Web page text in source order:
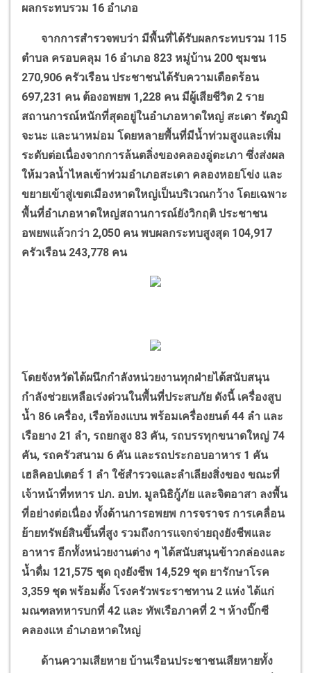
ผลกระทบรวม 16 อำเภอ
จากการสำรวจพบว่า มีพื้นที่ได้รับผลกระทบรวม 115
ตำบล ครอบคลุม 16 อำเภอ 823 หมู่บ้าน 200 ชุมชน
270,906 ครัวเรือน ประชาชนได้รับความเดือดร้อน
697,231 คน ต้องอพยพ 1,228 คน มีผู้เสียชีวิต 2 ราย
สถานการณ์หนักที่สุดอยู่ในอำเภอหาดใหญ่ สะเดา รัตภูมิ
จะนะ และนาหม่อม โดยหลายพื้นที่มีน้ำท่วมสูงและเพิ่ม
ระดับต่อเนื่องจากการล้นตลิ่งของคลองอู่ตะเภา ซึ่งส่งผล
ให้มวลน้ำไหลเข้าท่วมอำเภอสะเดา คลองหอยโข่ง และ
ขยายเข้าสู่เขตเมืองหาดใหญ่เป็นบริเวณกว้าง โดยเฉพาะ
พื้นที่อำเภอหาดใหญ่สถานการณ์ยังวิกฤติ ประชาชน
อพยพแล้วกว่า 2,050 คน พบผลกระทบสูงสุด 104,917
ครัวเรือน 243,778 คน
โดยจังหวัดได้ผนึกกำลังหน่วยงานทุกฝ่ายได้สนับสนุน
กำลังช่วยเหลือเร่งด่วนในพื้นที่ประสบภัย ดังนี้ เครื่องสูบ
น้ำ 86 เครื่อง, เรือท้องแบน พร้อมเครื่องยนต์ 44 ลำ และ
เรือยาง 21 ลำ, รถยกสูง 83 คัน, รถบรรทุกขนาดใหญ่ 74
คัน, รถครัวสนาม 6 คัน และรถประกอบอาหาร 1 คัน
เฮลิคอปเตอร์ 1 ลำ ใช้สำรวจและลำเลียงสิ่งของ ขณะที่
เจ้าหน้าที่ทหาร ปภ. อปท. มูลนิธิกู้ภัย และจิตอาสา ลงพื้น
ที่อย่างต่อเนื่อง ทั้งด้านการอพยพ การจราจร การเคลื่อน
ย้ายทรัพย์สินขึ้นที่สูง รวมถึงการแจกจ่ายถุงยังชีพและ
อาหาร อีกทัังหน่วยงานต่าง ๆ ได้สนับสนุนข้าวกล่องและ
น้ำดื่ม 121,575 ชุด ถุงยังชีพ 14,529 ชุด ยารักษาโรค
3,359 ชุด พร้อมตั้ง โรงครัวพระราชทาน 2 แห่ง ได้แก่
มณฑลทหารบกที่ 42 และ ทัพเรือภาคที่ 2 ฯ ห้างบิ๊กซี
คลองแห อำเภอหาดใหญ่
ด้านความเสียหาย บ้านเรือนประชาชนเสียหายทั้ง